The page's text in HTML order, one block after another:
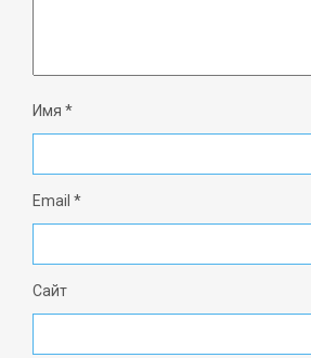
Имя *
Email *
Сайт